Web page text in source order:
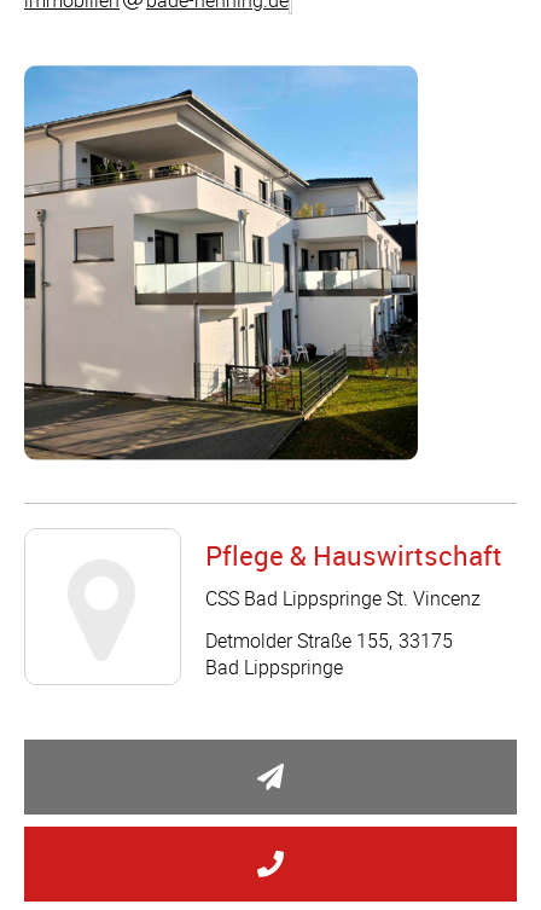
Pflege & Hauswirtschaft
CSS Bad Lippspringe St. Vincenz
Detmolder Straße 155 33175
Bad Lippspringe